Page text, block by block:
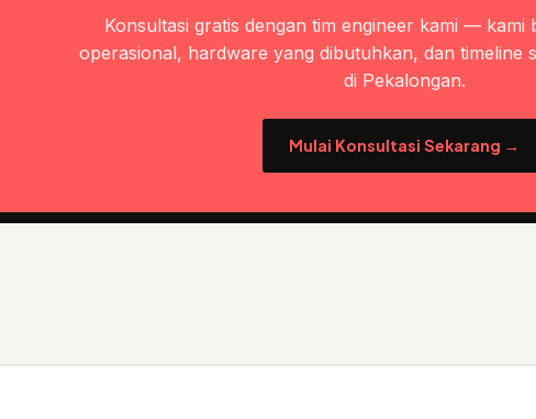
Konsultasi gratis dengan tim engineer kami — kami
operasional, hardware yang dibutuhkan, dan timeline
di Pekalongan.
Mulai Konsultasi Sekarang →